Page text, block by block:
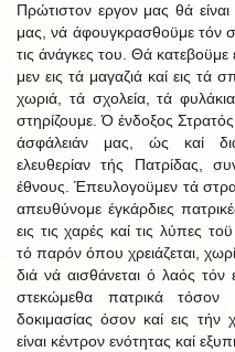
Πρώτιστον εργον μας θά
μας, νά άφουγκρασθοϋμε τόν
τις άνάγκες του. Θά
μεν εις τά μαγαζιά καί εις τά
χωριά, τά σχολεία, τά
στηρίζουμε. Ό ένδοξος
άσφάλειάν μας, ώς καί
ελευθερίαν τής Πατρίδας,
έθνους. Έπευλογοϋμεν τά
απευθύνομε έγκάρδιες
εις τις χαρές καί τις λύπες
τό παρόν όπου χρειάζεται,
διά νά αισθάνεται ό λαός
στεκώμεθα πατρικά
δοκιμασίας όσον καί εις
είναι κέντρον ενότητας καί